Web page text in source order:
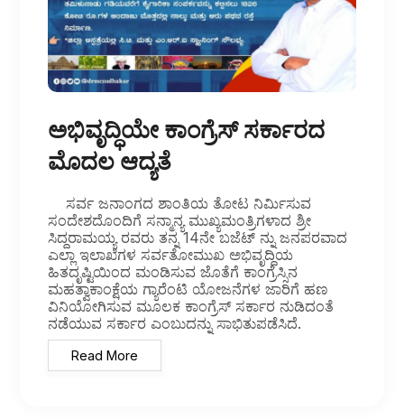
ಅಭಿವೃದ್ಧಿಯೇ ಕಾಂಗ್ರೆಸ್ ಸರ್ಕಾರದ
ಮೊದಲ ಆದ್ಯತೆ
ಸರ್ವ ಜನಾಂಗದ ಶಾಂತಿಯ ತೋಟ ನಿರ್ಮಿಸುವ
ಸಂದೇಶದೊಂದಿಗೆ ಸನ್ಮಾನ್ಯ ಮುಖ್ಯಮಂತ್ರಿಗಳಾದ ಶ್ರೀ
ಸಿದ್ದರಾಮಯ್ಯ ರವರು ತನ್ನ 14ನೇ ಬಜೆಟ್ ನ್ನು ಜನಪರವಾದ
ಎಲ್ಲಾ ಇಲಾಖೆಗಳ ಸರ್ವತೋಮುಖ ಅಭಿವೃದ್ಧಿಯ
ಹಿತದೃಷ್ಟಿಯಿಂದ ಮಂಡಿಸುವ ಜೊತೆಗೆ ಕಾಂಗ್ರೆಸ್ಸಿನ
ಮಹತ್ವಾಕಾಂಕ್ಷೆಯ ಗ್ಯಾರೆಂಟಿ ಯೋಜನೆಗಳ ಜಾರಿಗೆ ಹಣ
ವಿನಿಯೋಗಿಸುವ ಮೂಲಕ ಕಾಂಗ್ರೆಸ್ ಸರ್ಕಾರ ನುಡಿದಂತೆ
ನಡೆಯುವ ಸರ್ಕಾರ ಎಂಬುದನ್ನು ಸಾಭಿತುಪಡೆಸಿದೆ.
Read More